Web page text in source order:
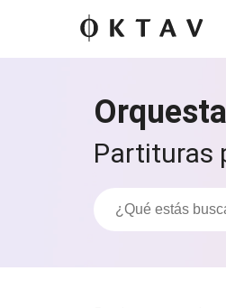
Orquestal
Partituras